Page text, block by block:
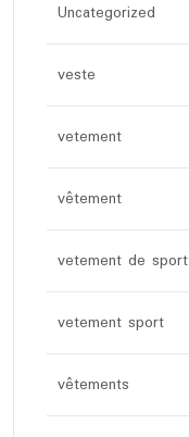
Uncategorized
veste
vetement
vêtement
vetement de sport
vetement sport
vêtements